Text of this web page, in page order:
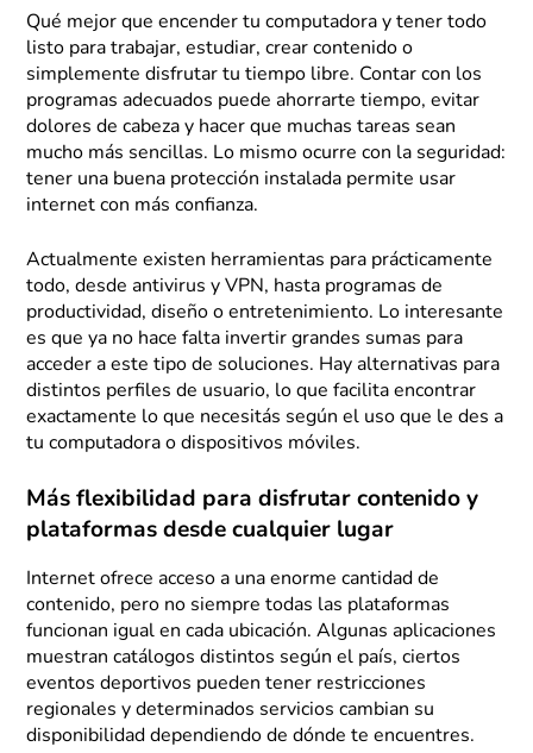
Qué mejor que encender tu computadora y tener todo
listo para trabajar, estudiar, crear contenido o
simplemente disfrutar tu tiempo libre. Contar con los
programas adecuados puede ahorrarte tiempo, evitar
dolores de cabeza y hacer que muchas tareas sean
mucho más sencillas. Lo mismo ocurre con la seguridad:
tener una buena protección instalada permite usar
internet con más confianza.
Actualmente existen herramientas para prácticamente
todo, desde antivirus y VPN, hasta programas de
productividad, diseño o entretenimiento. Lo interesante
es que ya no hace falta invertir grandes sumas para
acceder a este tipo de soluciones. Hay alternativas para
distintos perfiles de usuario, lo que facilita encontrar
exactamente lo que necesitás según el uso que le des a
tu computadora o dispositivos móviles.
Más flexibilidad para disfrutar contenido y
plataformas desde cualquier lugar
Internet ofrece acceso a una enorme cantidad de
contenido, pero no siempre todas las plataformas
funcionan igual en cada ubicación. Algunas aplicaciones
muestran catálogos distintos según el país, ciertos
eventos deportivos pueden tener restricciones
regionales y determinados servicios cambian su
disponibilidad dependiendo de dónde te encuentres.